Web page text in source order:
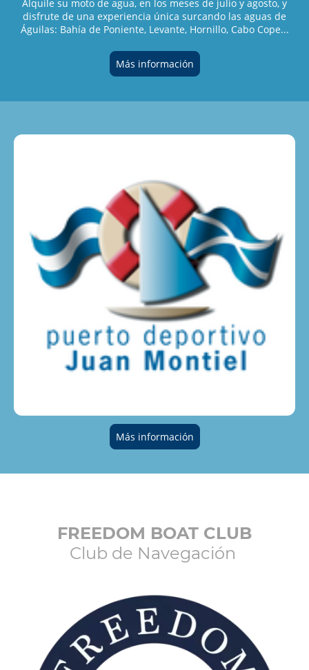
Alquile su moto de agua, en los meses de julio y agosto, y
disfrute de una experiencia única surcando las aguas de
Águilas: Bahía de Poniente, Levante, Hornillo, Cabo Cope...
Más información
Más información
FREEDOM BOAT CLUB
Club de Navegación